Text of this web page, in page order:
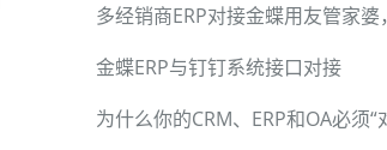
金蝶ERP与钉钉系统接口对接
为什么你的CRM、ERP和OA必须“